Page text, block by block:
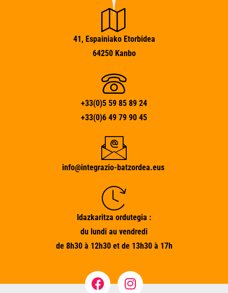
41, Espainiako Etorbidea
64250 Kanbo
+33(0)5 59 85 89 24
+33(0)6 49 79 90 45
info@integrazio-batzordea.eus
Idazkaritza ordutegia :
du lundi au vendredi
de 8h30 à 12h30 et de 13h30 à 17h